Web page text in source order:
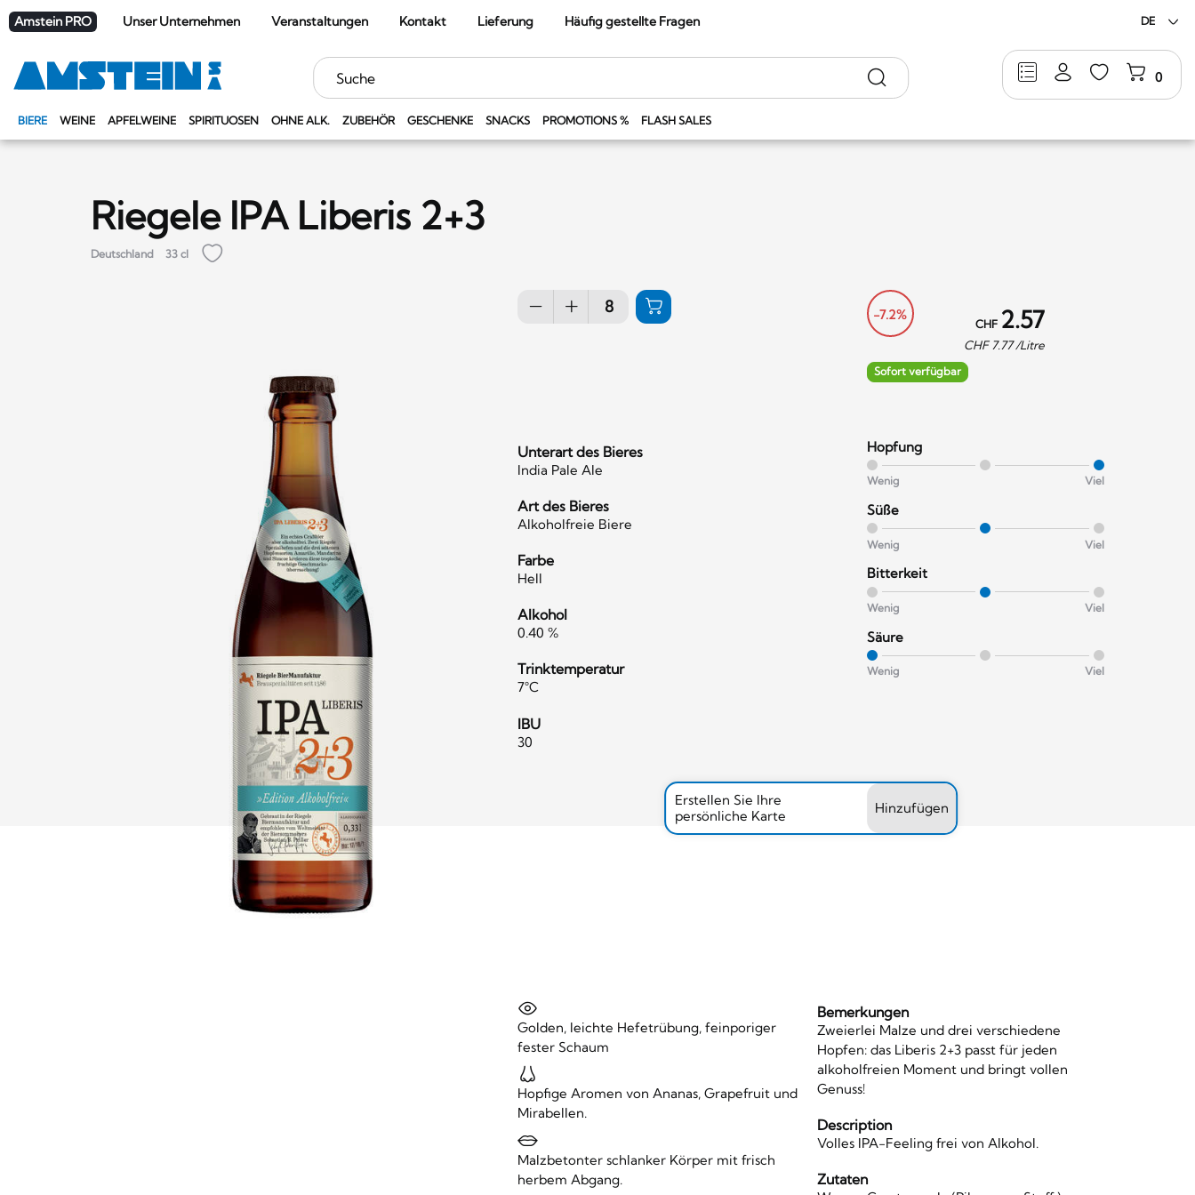
Amstein PRO Unser Unternehmen Veranstaltungen Kontakt Lieferung Häufig gestellte Fragen DE
BIERE WEINE APFELWEINE SPIRITUOSEN OHNE ALK. ZUBEHÖR GESCHENKE SNACKS PROMOTIONS % FLASH SALES
0
Stichwörter Suche
Riegele IPA Liberis 2+3
Deutschland 33 cl
-7.2%
CHF 2.57
CHF 7.77/Litre
Sofort verfügbar
Unterart des Bieres
India Pale Ale
Art des Bieres
Alkoholfreie Biere
Farbe
Hell
Alkohol
0.40 %
Trinktemperatur
7°C
IBU
30
Hopfung
Wenig Viel
Süße
Wenig Viel
Bitterkeit
Wenig Viel
Säure
Wenig Viel
Erstellen Sie Ihre
persönliche Karte
Hinzufügen
Golden, leichte Hefetrübung, feinporiger
fester Schaum
Hopfige Aromen von Ananas, Grapefruit und
Mirabellen.
Malzbetonter schlanker Körper mit frisch
herbem Abgang.
Bemerkungen
Zweierlei Malze und drei verschiedene
Hopfen: das Liberis 2+3 passt für jeden
alkoholfreien Moment und bringt vollen
Genuss!
Description
Volles IPA-Feeling frei von Alkohol.
Zutaten